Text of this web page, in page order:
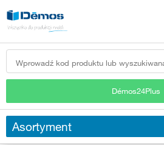
Démos24Plus
Asortyment